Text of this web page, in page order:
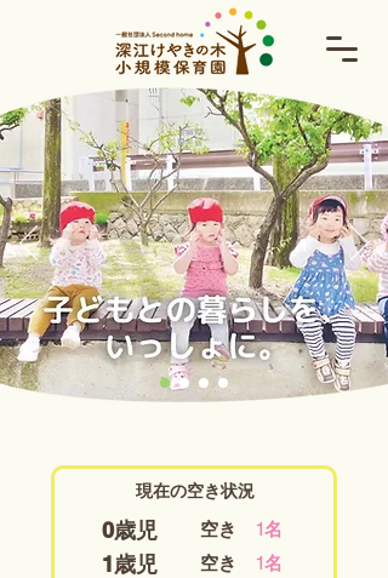
現在の空き状況
0歳児
1歳児 空き 1名
空き 1名